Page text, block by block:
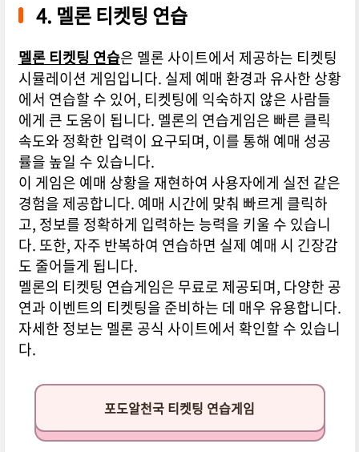
4. 멜론 티켓팅 연습
멜론 티켓팅 연습은 멜론 사이트에서 제공하는 티켓팅
시뮬레이션 게임입니다. 실제 예매 환경과 유사한 상황
에서 연습할 수 있어, 티켓팅에 익숙하지 않은 사람들
에게 큰 도움이 됩니다. 멜론의 연습게임은 빠른 클릭
속도와 정확한 입력이 요구되며, 이를 통해 예매 성공
률을 높일 수 있습니다.
이 게임은 예매 상황을 재현하여 사용자에게 실전 같은
경험을 제공합니다. 예매 시간에 맞춰 빠르게 클릭하
고, 정보를 정확하게 입력하는 능력을 키울 수 있습니
다. 또한, 자주 반복하여 연습하면 실제 예매 시 긴장감
도 줄어들게 됩니다.
멜론의 티켓팅 연습게임은 무료로 제공되며, 다양한 공
연과 이벤트의 티켓팅을 준비하는 데 매우 유용합니다.
자세한 정보는 멜론 공식 사이트에서 확인할 수 있습니
다.
포도알천국 티켓팅 연습게임